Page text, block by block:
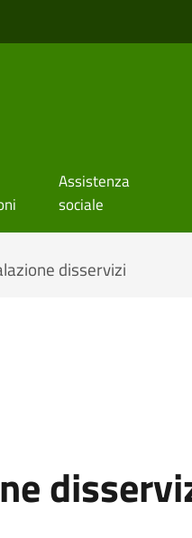
Assistenza
sociale
disservizi